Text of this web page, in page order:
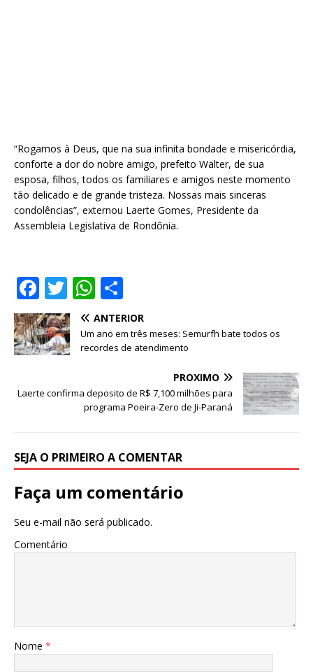
“Rogamos à Deus, que na sua infinita bondade e misericórdia,
conforte a dor do nobre amigo, prefeito Walter, de sua
esposa, filhos, todos os familiares e amigos neste momento
tão delicado e de grande tristeza. Nossas mais sinceras
condolências”, externou Laerte Gomes, Presidente da
Assembleia Legislativa de Rondônia.
F
a
c
e
o
T
w
it
te
W
h
at
s
p
p
h
ar
e
ANTERIOR
Um ano em três meses: Semurfh bate todos os
recordes de atendimento
PRÓXIMO
Laerte confirma deposito de R$ 7,100 milhões para
programa Poeira-Zero de Ji-Paraná
SEJA O PRIMEIRO A COMENTAR
Faça um comentário
Seu e-mail não será publicado.
Comentário
Nome *